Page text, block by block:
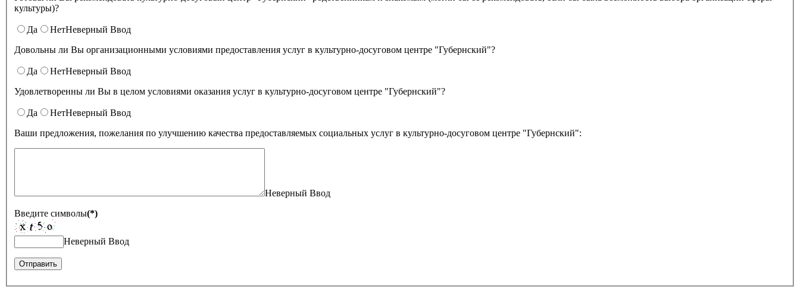
культуры)?
Да НетНеверный Ввод
Довольны ли Вы организационными условиями предоставления услуг в культурно-досуговом центре "Губернский"?
Да НетНеверный Ввод
Удовлетворенны ли Вы в целом условиями оказания услуг в культурно-досуговом центре "Губернский"?
Да НетНеверный Ввод
Ваши предложения, пожелания по улучшению качества предоставляемых социальных услуг в культурно-досуговом центре "Губернский":
Неверный Ввод
Введите символы(*)
Неверный Ввод